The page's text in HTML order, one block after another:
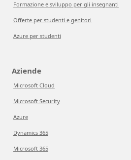
Formazione e sviluppo per gli insegnanti
Offerte per studenti e genitori
Azure per studenti
Aziende
Microsoft Cloud
Microsoft Security
Azure
Dynamics 365
Microsoft 365